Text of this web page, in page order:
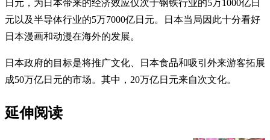
日元，为日本带来的经济效应仅次于钢铁行业的5万1000亿日
元以及半导体行业的5万7000亿日元。日本当局因此十分看好
日本漫画和动漫在海外的发展。
日本政府的目标是将推广文化、日本食品和吸引外来游客拓展
成50万亿日元的市场。其中，20万亿日元来自次文化。
延伸阅读